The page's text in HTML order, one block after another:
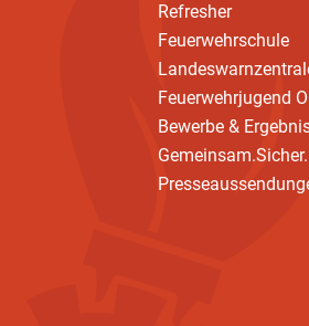
Refresher
Feuerwehrschule
Feuerwehrjugend
Bewerbe &